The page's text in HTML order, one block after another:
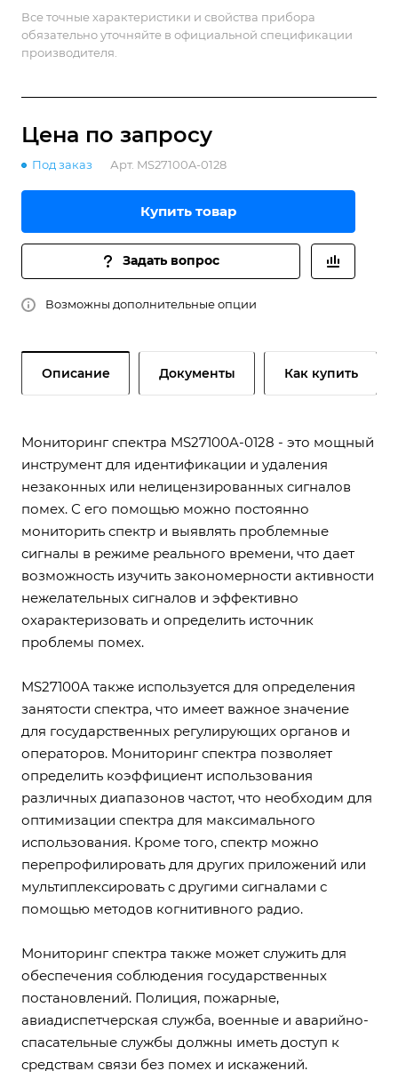
Все точные характеристики и свойства прибора
обязательно уточняйте в официальной спецификации
производителя.
Цена по запросу
Под заказ Арт. MS27100A-0128
Купить товар
Задать вопрос
Возможны дополнительные опции
Описание Документы Как купить
Мониторинг спектра MS27100A-0128 - это мощный
инструмент для идентификации и удаления
незаконных или нелицензированных сигналов
помех. С его помощью можно постоянно
мониторить спектр и выявлять проблемные
сигналы в режиме реального времени, что дает
возможность изучить закономерности активности
нежелательных сигналов и эффективно
охарактеризовать и определить источник
проблемы помех.
MS27100A также используется для определения
занятости спектра, что имеет важное значение
для государственных регулирующих органов и
операторов. Мониторинг спектра позволяет
определить коэффициент использования
различных диапазонов частот, что необходим для
оптимизации спектра для максимального
использования. Кроме того, спектр можно
перепрофилировать для других приложений или
мультиплексировать с другими сигналами с
помощью методов когнитивного радио.
Мониторинг спектра также может служить для
обеспечения соблюдения государственных
постановлений. Полиция, пожарные,
авиадиспетчерская служба, военные и аварийно-
спасательные службы должны иметь доступ к
средствам связи без помех и искажений.